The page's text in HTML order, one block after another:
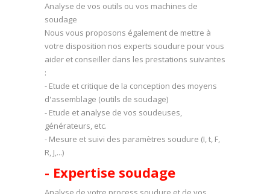
Analyse de vos outils ou vos machines de
soudage
Nous vous proposons également de mettre à
votre disposition nos experts soudure pour vous
aider et conseiller dans les prestations suivantes
:
- Etude et critique de la conception des moyens
d'assemblage (outils de soudage)
- Etude et analyse de vos soudeuses,
générateurs, etc.
- Mesure et suivi des paramètres soudure (I, t, F,
R, J,...)
- Expertise soudage